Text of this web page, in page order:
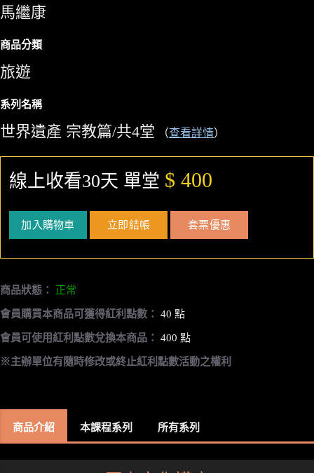
馬繼康
商品分類
旅遊
系列名稱
世界遺產 宗教篇/共4堂 （查看詳情）
線上收看30天 單堂 $ 400
加入購物車 立即結帳 套票優惠
商品狀態： 正常
會員購買本商品可獲得紅利點數： 40 點
會員可使用紅利點數兌換本商品： 400 點
※主辦單位有隨時修改或終止紅利點數活動之權利
商品介紹 本課程系列 所有系列